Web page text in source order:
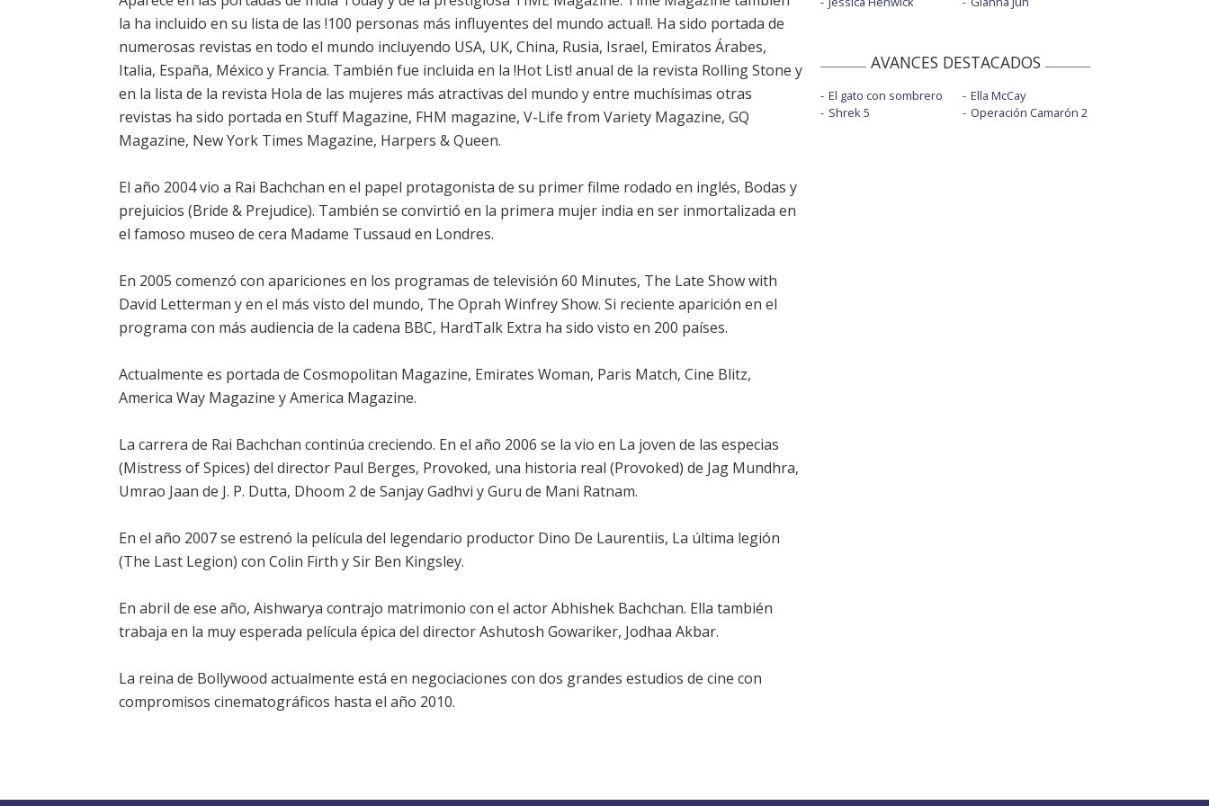
la ha incluido en su lista de las !100 personas más influyentes del mundo actual!. Ha sido portada de
numerosas revistas en todo el mundo incluyendo USA, UK, China, Rusia, Israel, Emiratos Árabes,
Italia, España, México y Francia. También fue incluida en la !Hot List! anual de la revista Rolling Stone y
en la lista de la revista Hola de las mujeres más atractivas del mundo y entre muchísimas otras
revistas ha sido portada en Stuff Magazine, FHM magazine, V-Life from Variety Magazine, GQ
Magazine, New York Times Magazine, Harpers & Queen.
El año 2004 vio a Rai Bachchan en el papel protagonista de su primer filme rodado en inglés, Bodas y
prejuicios (Bride & Prejudice). También se convirtió en la primera mujer india en ser inmortalizada en
el famoso museo de cera Madame Tussaud en Londres.
En 2005 comenzó con apariciones en los programas de televisión 60 Minutes, The Late Show with
David Letterman y en el más visto del mundo, The Oprah Winfrey Show. Si reciente aparición en el
programa con más audiencia de la cadena BBC, HardTalk Extra ha sido visto en 200 países.
Actualmente es portada de Cosmopolitan Magazine, Emirates Woman, Paris Match, Cine Blitz,
America Way Magazine y America Magazine.
La carrera de Rai Bachchan continúa creciendo. En el año 2006 se la vio en La joven de las especias
(Mistress of Spices) del director Paul Berges, Provoked, una historia real (Provoked) de Jag Mundhra,
Umrao Jaan de J. P. Dutta, Dhoom 2 de Sanjay Gadhvi y Guru de Mani Ratnam.
En el año 2007 se estrenó la película del legendario productor Dino De Laurentiis, La última legión
(The Last Legion) con Colin Firth y Sir Ben Kingsley.
En abril de ese año, Aishwarya contrajo matrimonio con el actor Abhishek Bachchan. Ella también
trabaja en la muy esperada película épica del director Ashutosh Gowariker, Jodhaa Akbar.
La reina de Bollywood actualmente está en negociaciones con dos grandes estudios de cine con
compromisos cinematográficos hasta el año 2010.
AVANCES DESTACADOS
El gato con sombrero
Shrek 5
Ella McCay
Operación Camarón 2